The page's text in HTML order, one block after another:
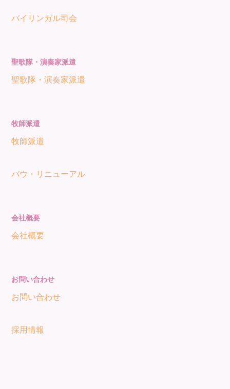
バイリンガル司会
聖歌隊・演奏家派遣
聖歌隊・演奏家派遣
牧師派遣
牧師派遣
バウ・リニューアル
会社概要
会社概要
お問い合わせ
お問い合わせ
採用情報